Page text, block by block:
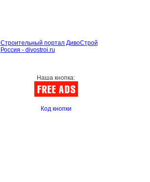
Строительный портал ДивоСтрой
Россия - divostroi.ru
Наша кнопка:
Код кнопки